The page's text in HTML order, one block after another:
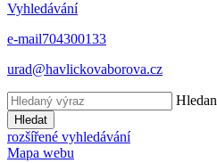
Vyhledávání
e-mail704300133
urad@havlickovaborova.cz
Hledat
rozšířené vyhledávání
Mapa webu